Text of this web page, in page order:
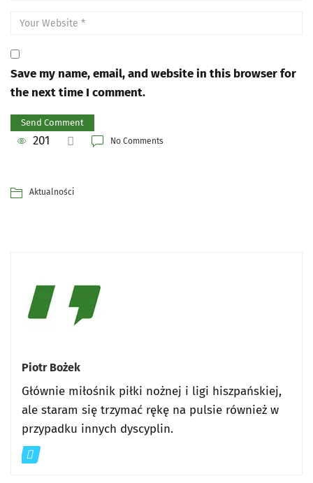
Save my name, email, and website in this browser for
the next time I comment.
201 No Comments
Aktualności
Piotr Bożek
Głównie miłośnik piłki nożnej i ligi hiszpańskiej,
ale staram się trzymać rękę na pulsie również w
przypadku innych dyscyplin.